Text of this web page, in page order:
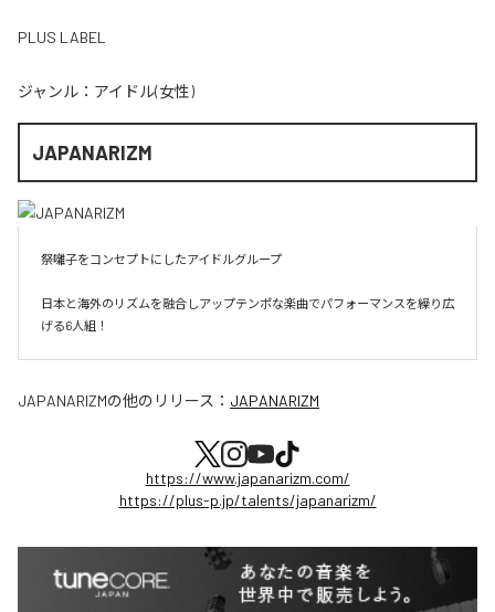
PLUS LABEL
ジャンル： アイドル(女性)
JAPANARIZM
祭囃子をコンセプトにしたアイドルグループ
日本と海外のリズムを融合しアップテンポな楽曲でパフォーマンスを繰り広
げる6人組！
JAPANARIZMの他のリリース： JAPANARIZM
https://www.japanarizm.com/
https://plus-p.jp/talents/japanarizm/